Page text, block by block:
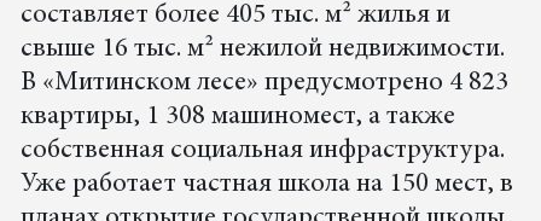
составляет более 405 тыс. м² жилья и
свыше 16 тыс. м² нежилой недвижимости.
В «Митинском лесе» предусмотрено 4 823
квартиры, 1 308 машиномест, а также
собственная социальная инфраструктура.
Уже работает частная школа на 150 мест, в